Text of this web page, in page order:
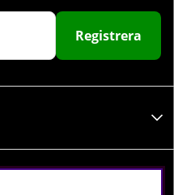
Registrera